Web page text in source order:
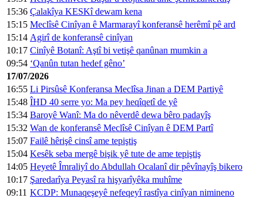
15:36 Çalakîya KESKî dewam kena
15:15 Meclîsê Cinîyan ê Marmarayî konferansê herêmî pê ard
15:14 Agirî de konferansê cinîyan
10:17 Cinîyê Botanî: Aştî bi vetişê qanûnan mumkin a
09:54 ‘Qanûn tutan hedef gêno’
17/07/2026
16:55 Li Pirsûsê Konferansa Meclîsa Jinan a DEM Partiyê
15:48 ÎHD 40 serre yo: Ma pey heqîqetî de yê
15:34 Baroyê Wanî: Ma do nêverdê dewa bêro padayîş
15:32 Wan de konferansê Meclîsê Cinîyan ê DEM Partî
15:07 Failê hêrişê cinsî ame tepiştiş
15:04 Kesêk seba mergê bişik yê tute de ame tepiştiş
14:05 Heyetê Îmraliyî do Abdullah Ocalanî dir pêvînayîş bikero
10:17 Şaredarîya Peyasî ra hişyarîyêka muhîme
09:11 KCDP: Munaqeşeyê nefeqeyî rastîya cinîyan nimineno